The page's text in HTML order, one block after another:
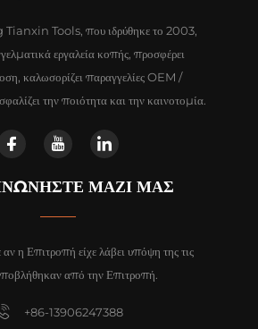
Tools, που ιδρύθηκε το 2003,
εργαλεία κοπής, προσφέρει
καλωσορίζει παραγγελίες OEM /
την ποιότητα και την καινοτομία.
ΜΑΖΙ ΜΑΣ
η Επιτροπή είχε λάβει υπόψη της τις
από την Επιτροπή.
+86-13906247388